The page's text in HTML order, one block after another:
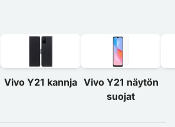
Vivo Y21 kannja Vivo Y21 näytön
suojat